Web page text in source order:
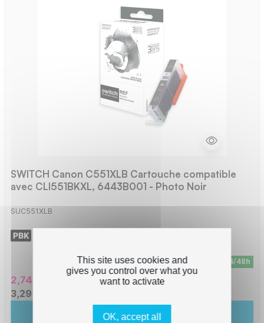
SWITCH Canon C551XLB Cartouche compatible
avec CLI551BKXL, 6443B001 - Photo Noir
SUC551XLB
En stock - Livraison sous 24/48h
2,74 € HT
3,29 € TTC
Ajouter au panier
This site uses cookies and
gives you control over what you
want to activate
OK, accept all